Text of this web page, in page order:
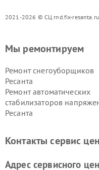
2021-2026 © СЦ rnd.fix-resanta.ru
Мы ремонтируем
Ремонт снегоуборщиков
Ресанта
Ремонт автоматических
стабилизаторов
Ресанта
Контакты сервис
Адрес сервисного